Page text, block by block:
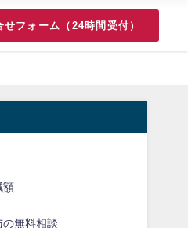
せフォーム（24時間受付）
額
無料相談